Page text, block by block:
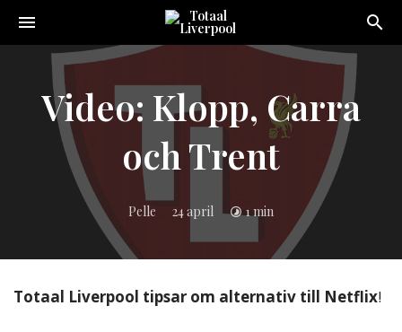
Sveriges
Liverpool
online
magazine!
Video: Klopp, Carra
och Trent
Pelle 24 april 1 min
Totaal Liverpool tipsar om alternativ till Netflix!